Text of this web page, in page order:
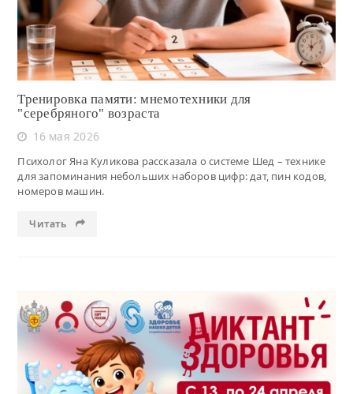
Тренировка памяти: мнемотехники для
"серебряного" возраста
16 мая 2026
Психолог Яна Куликова рассказала о системе Шед – технике
для запоминания небольших наборов цифр: дат, пин кодов,
номеров машин.
Читать
Читать